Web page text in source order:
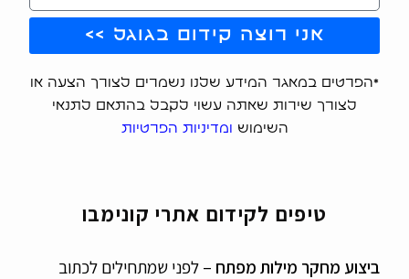
אני רוצה קידום בגוגל >>
*הפרטים במאגר המידע שלנו נשמרים לצורך הצעה או
לצורך שירות שאתה עשוי לקבל בהתאם לתנאי
השימוש
ומדיניות הפרטיות
טיפים לקידום אתרי קונימבו
ביצוע מחקר מילות מפתח – לפני שמתחילים לכתוב